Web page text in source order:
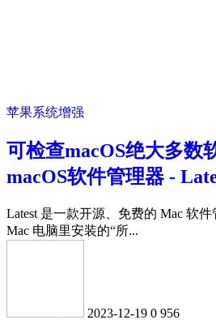
苹果系统增强
可检查macOS绝大多数
macOS软件管理器 -
Latest 是一款开源、免费的 Mac 软
Mac 电脑里安装的“所...
2023-12-19 0 956